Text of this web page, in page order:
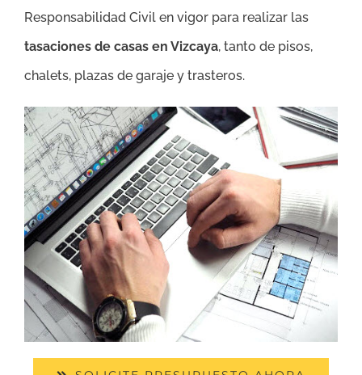
Responsabilidad Civil en vigor para realizar las
tasaciones de casas en Vizcaya, tanto de pisos,
chalets, plazas de garaje y trasteros.